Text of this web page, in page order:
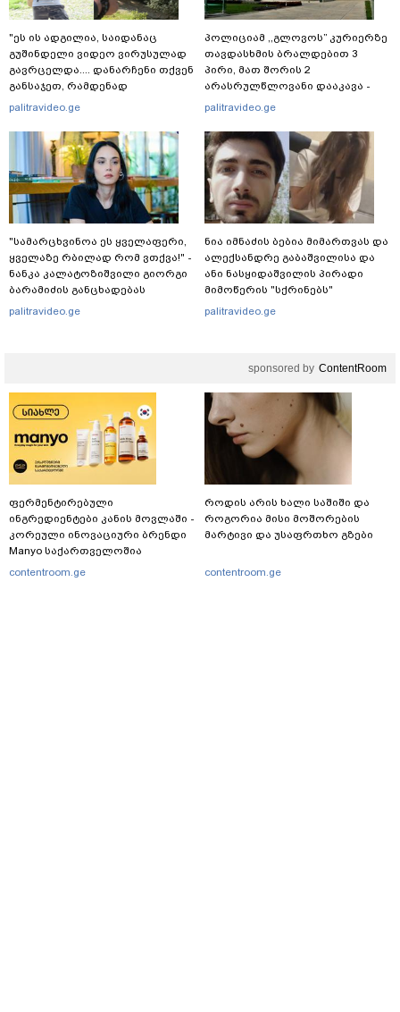
"ეს ის ადგილია, საიდანაც
გუშინდელი ვიდეო ვირუსულად
გავრცელდა.... დანარჩენი თქვენ
განსაჯეთ, რამდენად
შესაძლებელია აქ ადამიანის
აქვეყნებს კობა ახალაძე
მლეთიდან, სადაც 12 წლის წინ
გურამ დადიანიძე გაუჩინარდა?
palitravideo.ge
"სა­მარ­ცხვი­ნოა ეს ყვე­ლა­ფე­რი,
ყვე­ლა­ზე რბი­ლად რომ ვთქვა!" -
ნანკა კალატოზიშვილი გიორგი
ბარამიძის განცხადებას
ეხმაურება
palitravideo.ge
პოლიციამ ,,გლოვოს” კურიერზე
თავდასხმის ბრალდებით 3
პირი, მათ შორის 2
არასრულწლოვანი დააკავა -
შსს ინფორმაციას ავრცელებს
palitravideo.ge
ნია იმნაძის ბებია მიმართვას და
ალექსანდრე გაბაშვილისა და
ანი ნასყიდაშვილის პირადი
მიმოწერის "სქრინებს"
ავრცელებს
palitravideo.ge
sponsored by ContentRoom
ფერმენტირებული
ინგრედიენტები კანის მოვლაში -
კორეული ინოვაციური ბრენდი
Manyo საქართველოშია
contentroom.ge
როდის არის ხალი საშიში და
როგორია მისი მოშორების
მარტივი და უსაფრთხო გზები
contentroom.ge